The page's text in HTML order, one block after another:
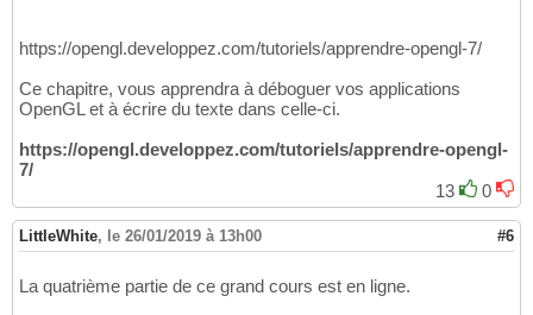
https://opengl.developpez.com/tutoriels/apprendre-opengl-7/
Ce chapitre, vous apprendra à déboguer vos applications
OpenGL et à écrire du texte dans celle-ci.
https://opengl.developpez.com/tutoriels/apprendre-opengl-
7/
13
0
LittleWhite, le 26/01/2019 à 13h00 #6
La quatrième partie de ce grand cours est en ligne.